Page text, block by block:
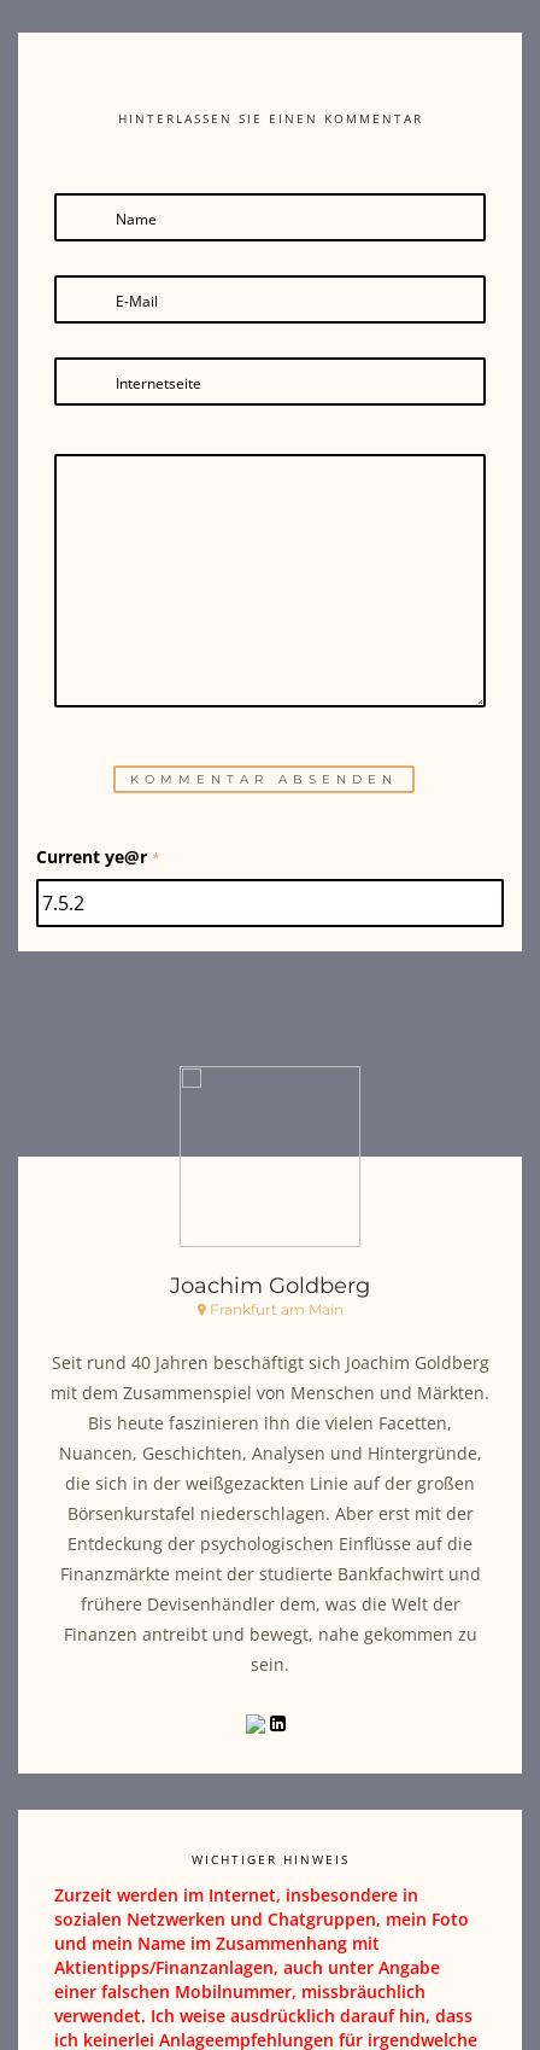
HINTERLASSEN SIE EINEN KOMMENTAR
Name
E-Mail
Internetseite
Current ye@r *
Joachim Goldberg
Frankfurt am Main
Seit rund 40 Jahren beschäftigt sich Joachim Goldberg
mit dem Zusammenspiel von Menschen und Märkten.
Bis heute faszinieren ihn die vielen Facetten,
Nuancen, Geschichten, Analysen und Hintergründe,
die sich in der weißgezackten Linie auf der großen
Börsenkurstafel niederschlagen. Aber erst mit der
Entdeckung der psychologischen Einflüsse auf die
Finanzmärkte meint der studierte Bankfachwirt und
frühere Devisenhändler dem, was die Welt der
Finanzen antreibt und bewegt, nahe gekommen zu
sein.
WICHTIGER HINWEIS
Zurzeit werden im Internet, insbesondere in
sozialen Netzwerken und Chatgruppen, mein Foto
und mein Name im Zusammenhang mit
Aktientipps/Finanzanlagen, auch unter Angabe
einer falschen Mobilnummer, missbräuchlich
verwendet. Ich weise ausdrücklich darauf hin, dass
ich keinerlei Anlageempfehlungen für irgendwelche